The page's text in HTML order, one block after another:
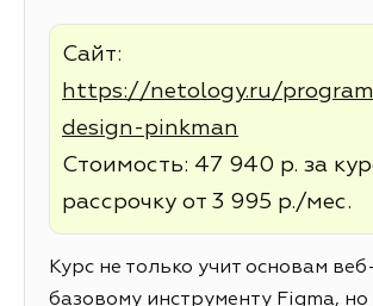
Сайт:
https://netology.ru/
design-pinkman
Стоимость: 47 940 р. за
рассрочку от 3 995 р./мес.
Курс не только учит основам
базовому инструменту Figma, но